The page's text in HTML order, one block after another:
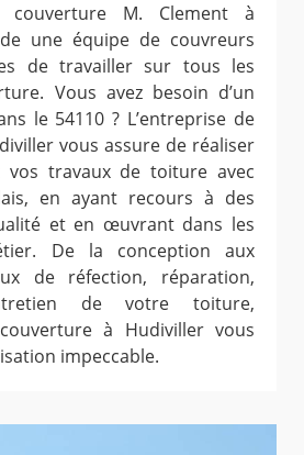
couverture M. Clement à
une équipe de couvreurs
de travailler sur tous les
Vous avez besoin d’un
le 54110 ? L’entreprise de
vous assure de réaliser
vos travaux de toiture avec
en ayant recours à des
et en œuvrant dans les
De la conception aux
de réfection, réparation,
de votre toiture,
à Hudiviller vous
impeccable.